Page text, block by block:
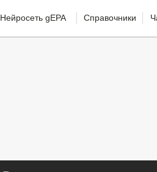
Нейросеть gEPA Справочники